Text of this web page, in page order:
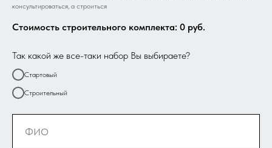
консультироваться, а строиться
Стоимость строительного комплекта: 0 руб.
Так какой же все-таки набор Вы выбираете?
Стартовый
Строительный